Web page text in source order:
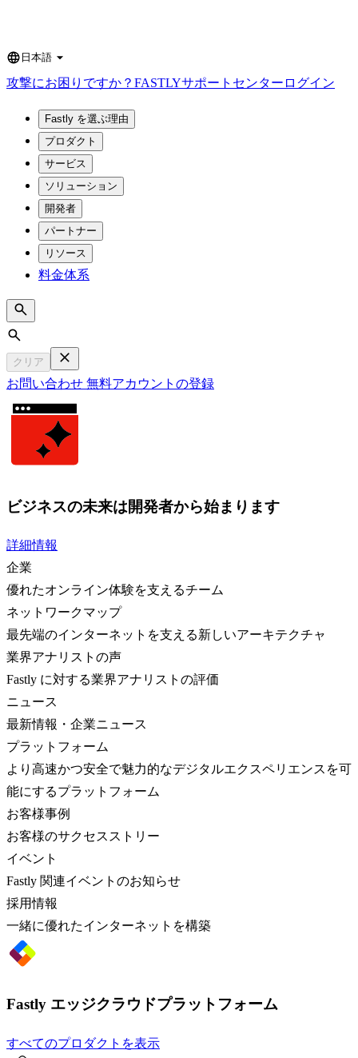
Language
日本語
攻撃にお困りですか？ FASTLYサポートセンター ログイン
Fastly を選ぶ理由
プロダクト
サービス
ソリューション
開発者
パートナー
リソース
料金体系
Search
クリア
お問い合わせ 無料アカウントの登録
ビジネスの未来は開発者から始まります
詳細情報
企業
優れたオンライン体験を支えるチーム
ネットワークマップ
最先端のインターネットを支える新しいアーキテクチャ
業界アナリストの声
Fastly に対する業界アナリストの評価
ニュース
最新情報・企業ニュース
プラットフォーム
より高速かつ安全で魅力的なデジタルエクスペリエンスを可
能にするプラットフォーム
お客様事例
お客様のサクセスストリー
イベント
Fastly 関連イベントのお知らせ
採用情報
一緒に優れたインターネットを構築
Fastly エッジクラウドプラットフォーム
すべてのプロダクトを表示